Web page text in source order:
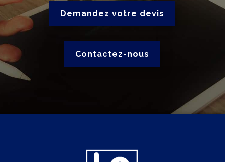
Demandez votre devis
Contactez-nous